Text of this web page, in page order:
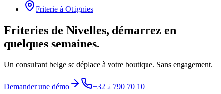
Friterie à Ottignies
Friteries de Nivelles, démarrez en
quelques semaines.
Un consultant belge se déplace à votre boutique. Sans engagement.
Demander une démo +32 2 790 70 10